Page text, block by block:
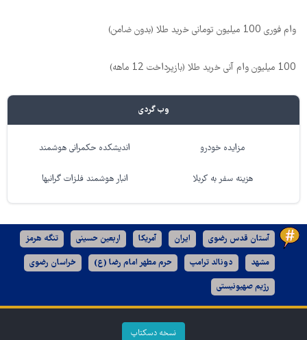
وام فوری 100 میلیون تومانی خرید طلا (بدون ضامن)
100 میلیون وام آنی خرید طلا (بازپرداخت 12 ماهه)
وب گردی
مزایده خودرو اندیشکده حکمرانی هوشمند
هزینه سفر به کربلا انبار هوشمند فلزات گرانبها
آستان قدس رضوی ایران آمریکا اربعین حسینی تنگه هرمز
مشهد دونالد ترامپ حرم مطهر امام رضا (ع) خراسان رضوی
رژیم صهیونیستی
نسخه دسکتاپ